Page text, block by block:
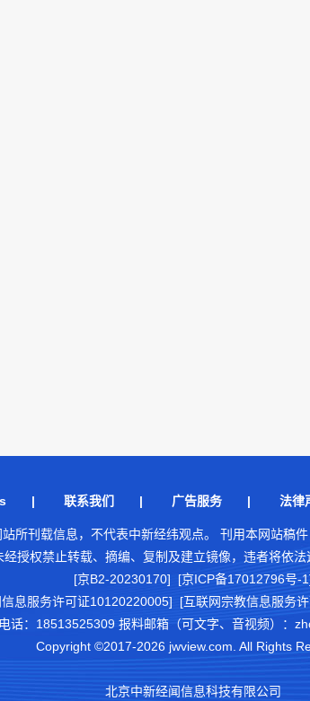
| 联系我们 | 广告服务| 法律
所刊载信息，不代表中新经纬观点。 刊用本网站稿件
经授权禁止转载、摘编、复制及建立镜像，违者将依
[京B2-20230170] [京ICP备17012796号-
息服务许可证10120220005]
[互联网宗教信息服务
话：18513525309 报料邮箱（可文字、音视频）：
Copyright ©2017-2026 jwview.com. All Rights
北京中新经闻信息科技有限公司